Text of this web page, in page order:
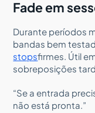
Fade em
Durante períodos
bandas bem
stopsfirmes. Útil
sobreposições
“Se a entrada
não está pronta.”